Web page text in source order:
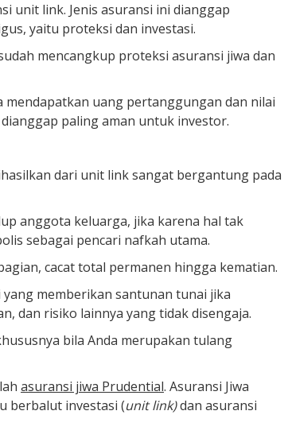
unit link. Jenis asuransi ini dianggap
yaitu proteksi dan investasi.
mencangkup proteksi asuransi jiwa dan
uang pertanggungan dan nilai
paling aman untuk investor.
dari unit link sangat bergantung pada
anggota keluarga, jika karena hal tak
sebagai pencari nafkah utama.
cacat total permanen hingga kematian.
memberikan santunan tunai jika
dan risiko lainnya yang tidak disengaja.
bila Anda merupakan tulang
asuransi jiwa Prudential. Asuransi Jiwa
berbalut investasi (unit link)dan asuransi